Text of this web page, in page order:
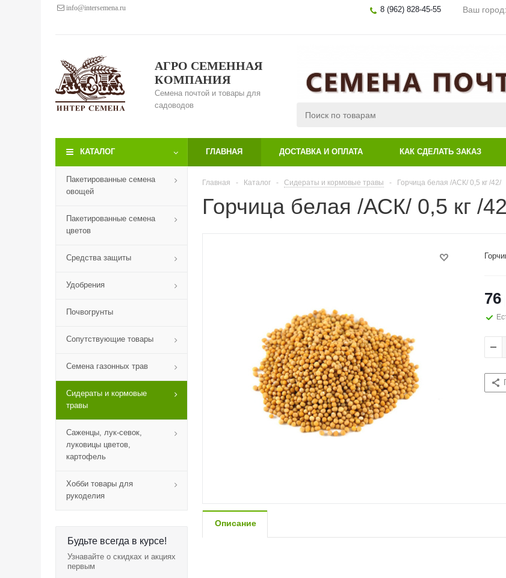
info@intersemena.ru 8 (962) 828-45-55 Ваш город:
АГРО СЕМЕННАЯ
КОМПАНИЯ
Семена почтой и товары для
садоводов
КАТАЛОГ ГЛАВНАЯ ДОСТАВКА И ОПЛАТА КАК СДЕЛАТЬ ЗАКАЗ
Пакетированные семена
овощей
Пакетированные семена
цветов
Средства защиты
Удобрения
Почвогрунты
Сопутствующие товары
Семена газонных трав
Сидераты и кормовые
травы
Саженцы, лук-севок,
луковицы цветов,
картофель
Хобби товары для
рукоделия
Будьте всегда в курсе!
Узнавайте о скидках и акциях
первым
Главная - Каталог - Сидераты и кормовые травы - Горчица белая /АСК/ 0,5 кг /42/
Горчица белая /АСК/ 0,5 кг /
76
Описание